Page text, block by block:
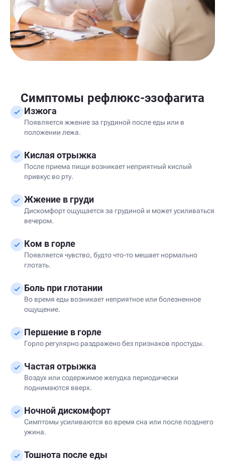
Симптомы рефлюкс-эзофагита
Изжога
Появляется жжение за грудиной после еды или в
положении лежа.
Кислая отрыжка
После приема пищи возникает неприятный кислый
привкус во рту.
Жжение в груди
Дискомфорт ощущается за грудиной и может усиливаться
вечером.
Ком в горле
Появляется чувство, будто что-то мешает нормально
глотать.
Боль при глотании
Во время еды возникает неприятное или болезненное
ощущение.
Першение в горле
Горло регулярно раздражено без признаков простуды.
Частая отрыжка
Воздух или содержимое желудка периодически
поднимаются вверх.
Ночной дискомфорт
Симптомы усиливаются во время сна или после позднего
ужина.
Тошнота после еды